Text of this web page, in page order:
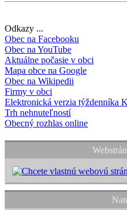
Odkazy ...
Obec na Facebooku
Obec na YouTube
Aktuálne počasie v obci
Mapa obce na Google
Obec na Wikipedii
Firmy v obci
Elektronická verzia týždenníka
Trh nehnuteľností
Obecný rozhlas online